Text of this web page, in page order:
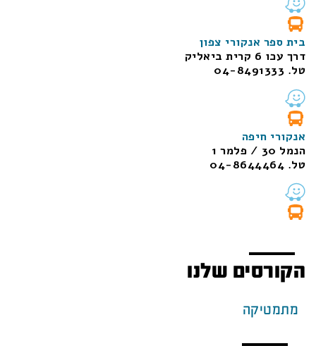
בית ספר אנקורי צפון
דרך עכו 6 קרית ביאליק
טל. 04-8491333
אנקורי חיפה
הנמל 30 / פלמר 1
טל. 04-8644464
הקורסים שלנו
מתמטיקה